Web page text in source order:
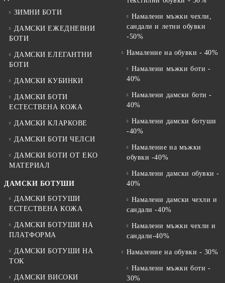
ЗИМНИ БОТИ
ДАМСКИ ЕЖЕДНЕВНИ
БОТИ
ДАМСКИ ЕЛЕГАНТНИ
БОТИ
ДАМСКИ КУБИНКИ
ДАМСКИ БОТИ
ЕСТЕСТВЕНА КОЖА
ДАМСКИ КЛАРКОВЕ
ДАМСКИ БОТИ ЧЕЛСИ
ДАМСКИ БОТИ ОТ EKO
МАТЕРИАЛ
ДАМСКИ БОТУШИ
ДАМСКИ БОТУШИ
ЕСТЕСТВЕНА КОЖА
ДАМСКИ БОТУШИ НА
ПЛАТФОРМА
ДАМСКИ БОТУШИ НА
ТОК
ДАМСКИ ВИСОКИ
Намалени мъжки чехли,
сандали и летни обувки
-50%
Намаление на обувки - 40%
Намалени мъжки боти -
40%
Намалени дамски боти -
40%
Намалени дамски ботуши
-40%
Намаление на мъжки
обувки -40%
Намалени дамски обувки -
40%
Намалени дамски чехли и
сандали -40%
Намалени мъжки чехли и
сандали-40%
Намаление на обувки - 30%
Намалени мъжки боти -
30%